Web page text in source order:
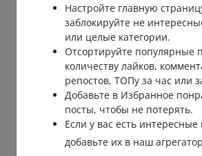
Иван Пашнин
Алекс, ..что ты
СССР..??
1 год назад 0 0
Максим Крух
Алекс , Очень
ограждены,забором?
1 год назад 0 0
Настройте главную
заблокируйте не
или целые категории.
Отсортируйте популярные
количеству лайков,
репостов, ТОПу за час или
Добавьте в Избранное
посты, чтобы не потерять.
Если у вас есть интересные
добавьте их в наш